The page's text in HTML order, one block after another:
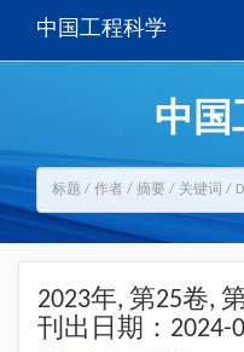
中国工程科学
中国
2023年, 第25卷,
刊出日期：2024-